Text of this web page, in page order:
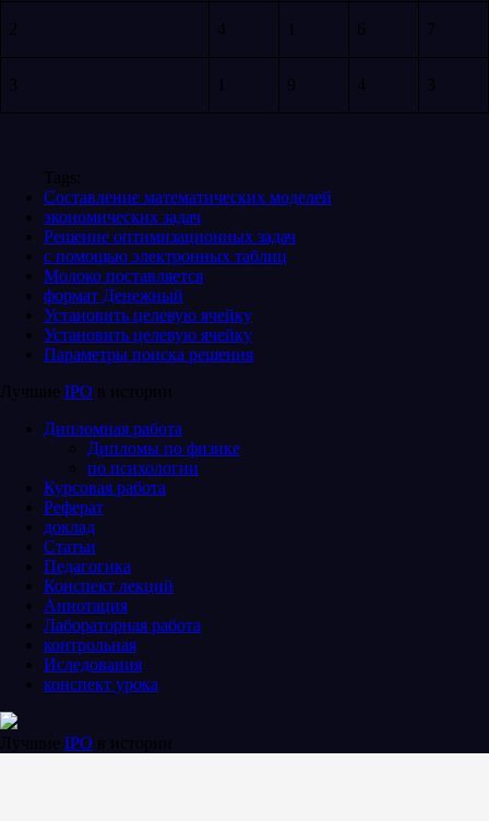
2 4 1 6 7
3 1 9 4 3
Tags:
Составление математических моделей
экономических задач
Решение оптимизационных задач
с помощью электронных таблиц
Молоко поставляется
формат Денежный
Установить целевую ячейку
Установить целевую ячейку
Параметры поиска решения
Лучшие IPO в истории
Дипломная работа
Дипломы по физике
по психологии
Курсовая работа
Реферат
доклад
Статьи
Педагогика
Конспект лекций
Аннотация
Лабораторная работа
контрольная
Иследования
конспект урока
Лучшие IPO в истории